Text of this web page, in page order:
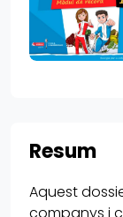
Resum
Aquest
companys i